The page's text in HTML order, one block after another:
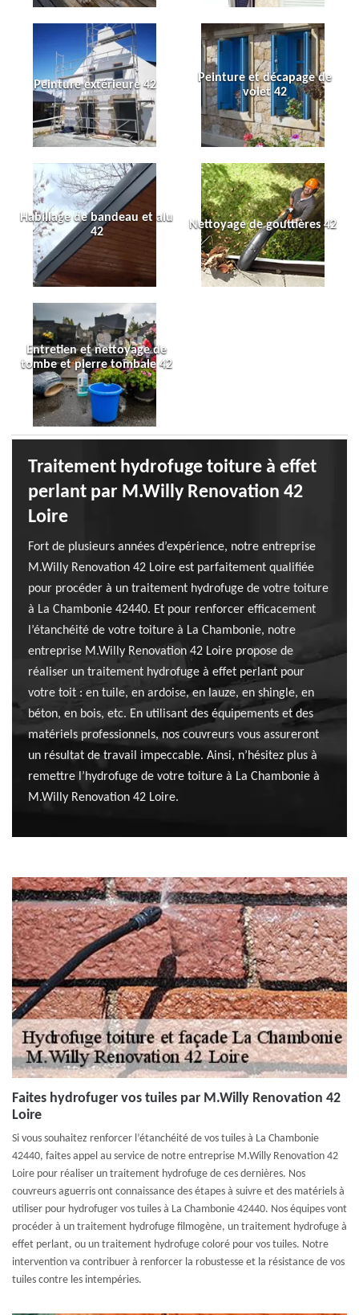
Peinture extérieure 42
Peinture et décapage de
volet 42
Habillage de bandeau et alu
42
Nettoyage de gouttières 42
Entretien et nettoyage de
tombe et pierre tombale 42
Traitement hydrofuge toiture à effet
perlant par M.Willy Renovation 42
Loire
Fort de plusieurs années d’expérience, notre entreprise
M.Willy Renovation 42 Loire est parfaitement qualifiée
pour procéder à un traitement hydrofuge de votre toiture
à La Chambonie 42440. Et pour renforcer efficacement
l’étanchéité de votre toiture à La Chambonie, notre
entreprise M.Willy Renovation 42 Loire propose de
réaliser un traitement hydrofuge à effet perlant pour
votre toit : en tuile, en ardoise, en lauze, en shingle, en
béton, en bois, etc. En utilisant des équipements et des
matériels professionnels, nos couvreurs vous assureront
un résultat de travail impeccable. Ainsi, n’hésitez plus à
remettre l’hydrofuge de votre toiture à La Chambonie à
M.Willy Renovation 42 Loire.
Faites hydrofuger vos tuiles par M.Willy Renovation 42
Loire
Si vous souhaitez renforcer l’étanchéité de vos tuiles à La Chambonie
42440, faites appel au service de notre entreprise M.Willy Renovation 42
Loire pour réaliser un traitement hydrofuge de ces dernières. Nos
couvreurs aguerris ont connaissance des étapes à suivre et des matériels à
utiliser pour hydrofuger vos tuiles à La Chambonie 42440. Nos équipes vont
procéder à un traitement hydrofuge filmogène, un traitement hydrofuge à
effet perlant, ou un traitement hydrofuge coloré pour vos tuiles. Notre
intervention va contribuer à renforcer la robustesse et la résistance de vos
tuiles contre les intempéries.